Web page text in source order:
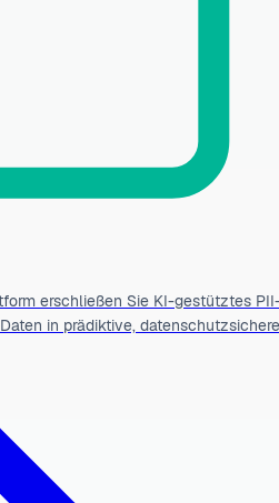
erschließen Sie KI-gestütztes
in prädiktive, datenschutzsichere